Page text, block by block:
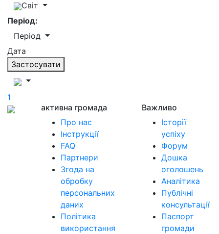
Світ
Період:
Період
Дата
Застосувати
1
активна громада
Про нас
Інструкції
FAQ
Партнери
Згода на
обробку
персональних
даних
Політика
використання
Важливо
Історії
успіху
Форум
Дошка
оголошень
Аналітика
Публічні
консультації
Паспорт
громади